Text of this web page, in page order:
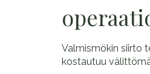
Valmismökin siirto
kostautuu